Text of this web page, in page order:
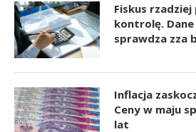
Fiskus
kontrolę.
sprawdza zza
Inflacja
Ceny w maju
lat